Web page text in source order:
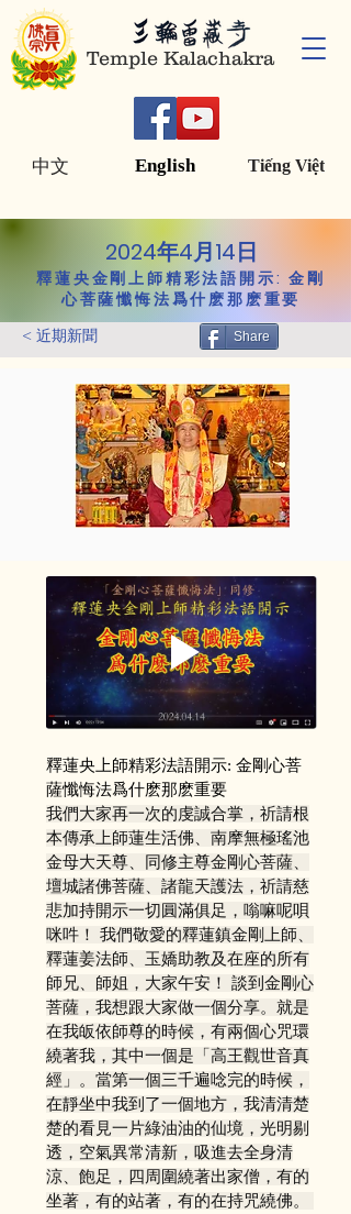
Temple Kalachakra
English Tiếng Việt
中文
2024年4月14日
釋蓮央金剛上師精彩法語開示: 金剛
心菩薩懺悔法爲什麽那麽重要
< 近期新聞 Share
釋蓮央上師精彩法語開示: 金剛心菩
薩懺悔法爲什麽那麽重要
我們大家再一次的虔誠合掌，祈請根
本傳承上師蓮生活佛、南摩無極瑤池
金母大天尊、同修主尊金剛心菩薩、
壇城諸佛菩薩、諸龍天護法，祈請慈
悲加持開示一切圓滿俱足，嗡嘛呢唄
咪吽！ 我們敬愛的釋蓮鎮金剛上師、
釋蓮姜法師、玉嬌助教及在座的所有
師兄、師姐，大家午安！ 談到金剛心
菩薩，我想跟大家做一個分享。就是
在我皈依師尊的時候，有兩個心咒環
繞著我，其中一個是「高王觀世音真
經」。當第一個三千遍唸完的時候，
在靜坐中我到了一個地方，我清清楚
楚的看見一片綠油油的仙境，光明剔
透，空氣異常清新，吸進去全身清
涼、飽足，四周圍繞著出家僧，有的
坐著，有的站著，有的在持咒繞佛。